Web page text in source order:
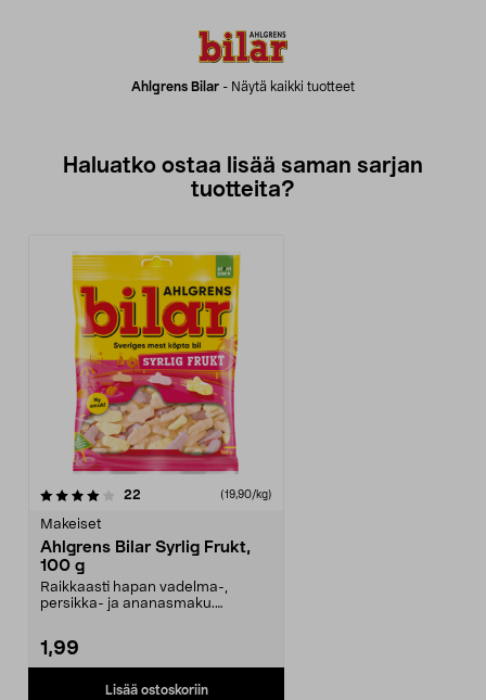
Ahlgrens Bilar - Näytä kaikki tuotteet
Haluatko ostaa lisää saman sarjan
tuotteita?
22 (19,90/kg)
Makeiset
Ahlgrens Bilar Syrlig Frukt,
100 g
Raikkaasti hapan vadelma-,
persikka- ja ananasmaku.
1,99
Lisää ostoskoriin